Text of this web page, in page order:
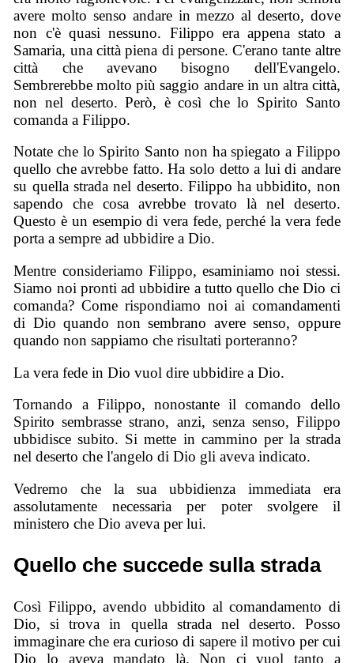
avere molto senso andare in mezzo al deserto, dove
non c'è quasi nessuno. Filippo era appena stato a
Samaria, una città piena di persone. C'erano tante altre
città che avevano bisogno dell'Evangelo.
Sembrerebbe molto più saggio andare in un altra città,
non nel deserto. Però, è così che lo Spirito Santo
comanda a Filippo.
Notate che lo Spirito Santo non ha spiegato a Filippo
quello che avrebbe fatto. Ha solo detto a lui di andare
su quella strada nel deserto. Filippo ha ubbidito, non
sapendo che cosa avrebbe trovato là nel deserto.
Questo è un esempio di vera fede, perché la vera fede
porta a sempre ad ubbidire a Dio.
Mentre consideriamo Filippo, esaminiamo noi stessi.
Siamo noi pronti ad ubbidire a tutto quello che Dio ci
comanda? Come rispondiamo noi ai comandamenti
di Dio quando non sembrano avere senso, oppure
quando non sappiamo che risultati porteranno?
La vera fede in Dio vuol dire ubbidire a Dio.
Tornando a Filippo, nonostante il comando dello
Spirito sembrasse strano, anzi, senza senso, Filippo
ubbidisce subito. Si mette in cammino per la strada
nel deserto che l'angelo di Dio gli aveva indicato.
Vedremo che la sua ubbidienza immediata era
assolutamente necessaria per poter svolgere il
ministero che Dio aveva per lui.
Quello che succede sulla strada
Così Filippo, avendo ubbidito al comandamento di
Dio, si trova in quella strada nel deserto. Posso
immaginare che era curioso di sapere il motivo per cui
Dio lo aveva mandato là. Non ci vuol tanto a